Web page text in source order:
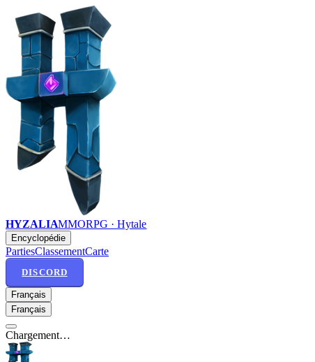
HYZALIAMMORPG · Hytale
Encyclopédie
PartiesClassementCarte
DISCORD
Français
Français
Chargement…